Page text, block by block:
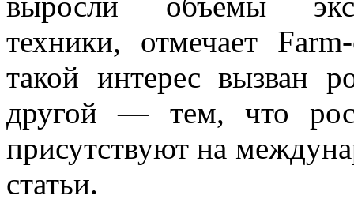
техники, отмечает
такой интерес вызван
другой — тем, что
присутствуют на
статьи.